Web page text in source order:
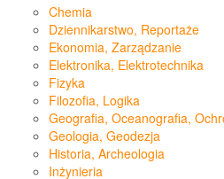
Chemia
Dziennikarstwo, Reportaże
Ekonomia, Zarządzanie
Elektronika, Elektrotechnika
Fizyka
Filozofia, Logika
Geografia, Oceanografia,
Geologia, Geodezja
Historia, Archeologia
Inżynieria